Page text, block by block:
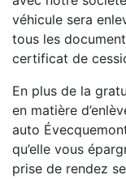
véhicule sera
tous les
certificat de
En plus de la
en matière
auto
qu’elle vous
prise de rendez